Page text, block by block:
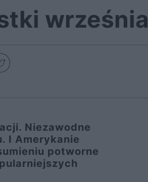
Niezawodne
I Amerykanie
potworne